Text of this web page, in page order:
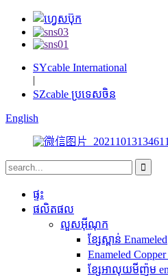
SYcable International
|
SZcable ប្រទេសចិន
English
ផ្ទះ
ផលិតផល
លួសអ៊ីណុក
ខ្សែស្ពាន់ Enameled
Enameled
ខ្សែអាលុយមីញ៉ូម